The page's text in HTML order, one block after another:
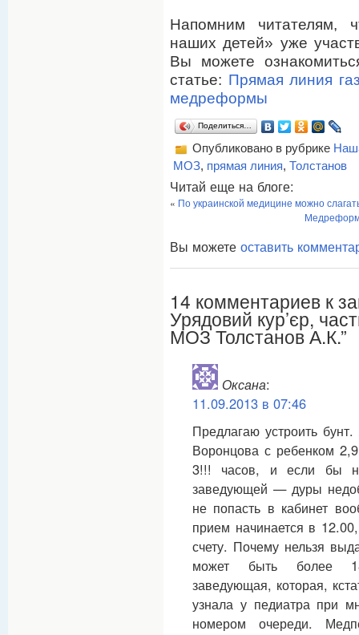
Напомним читателям,
наших детей» уже
Вы можете
статье: Прямая линия
медреформы
Поделиться…
Опубликовано в рубрике
МОЗ, прямая линия, Толстанов
Читай еще на блоге:
« По украинской медицине можно
Вы можете оставить
14 комментариев к
Урядовий кур’єр,
МОЗ Толстанов А.К.”
Оксана:
11.09.2013 в 07:46
Предлагаю устроить
Воронцова с ребенком
3!!! часов, и если бы не
заведующей — дуры
не попасть в кабинет
прием начинается в
счету. Почему нельзя
может быть более 18
заведующая, которая,
узнала у педиатра при
номером очереди.